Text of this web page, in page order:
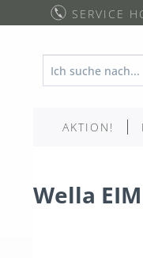
SERVICE
AKTION!
Wella